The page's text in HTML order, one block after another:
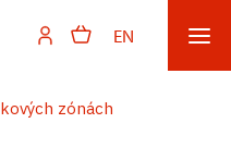
EN
zónách